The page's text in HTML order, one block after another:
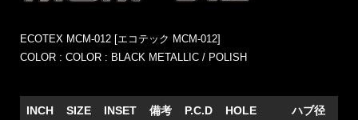
ECOTEX MCM-012 [エコテック MCM-012]
COLOR : COLOR : BLACK METALLIC / POLISH
INCH SIZE INSET 備考 P.C.D HOLE ハブ径